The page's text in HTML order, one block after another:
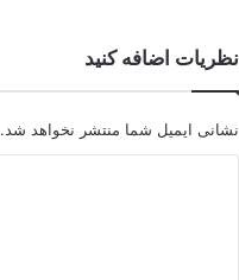
نظریات اضافه کنید
نشانی ایمیل شما منتشر نخواهد شد.